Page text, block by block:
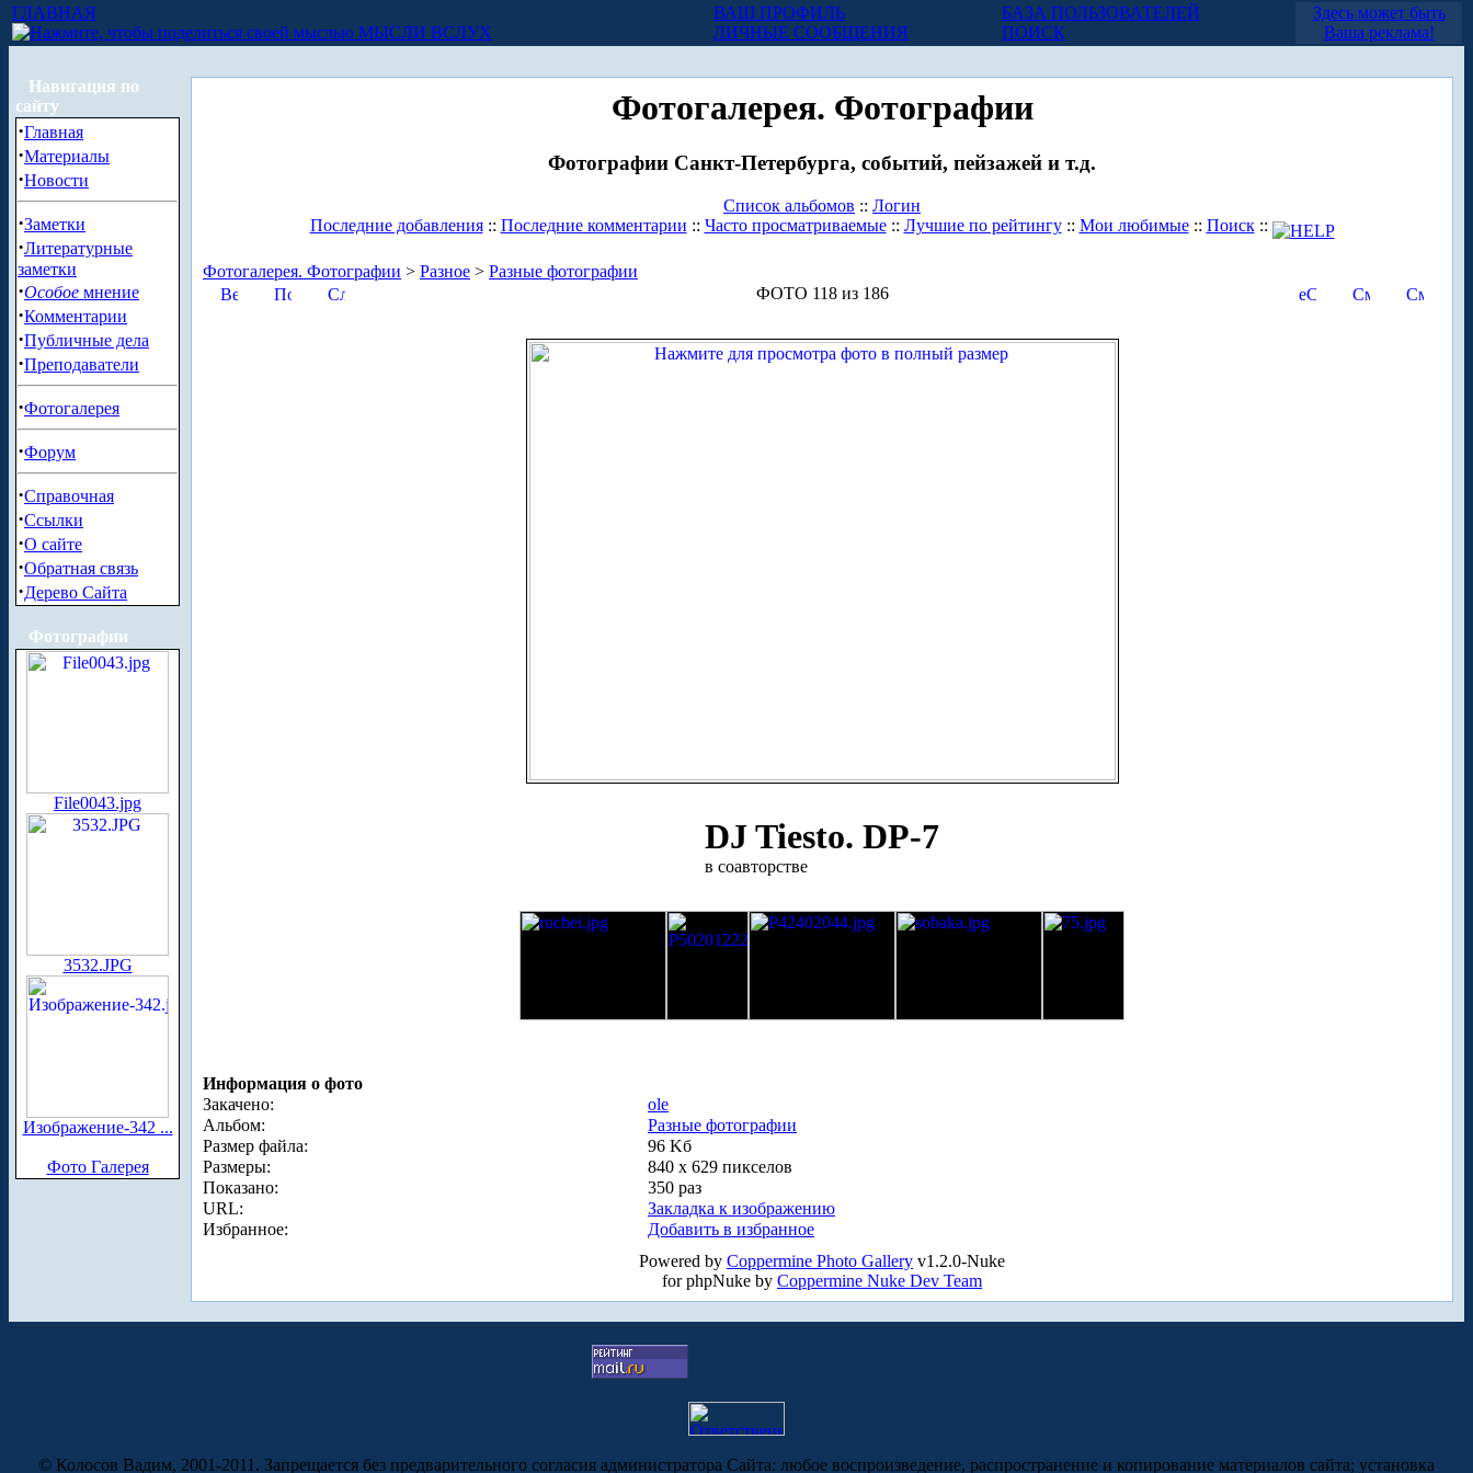
ГЛАВНАЯ
МЫСЛИ ВСЛУХ
ВАШ ПРОФИЛЬ
ЛИЧНЫЕ СООБЩЕНИЯ
БАЗА ПОЛЬЗОВАТЕЛЕЙ
ПОИСК
Здесь может быть
Ваша реклама!
Навигация по
сайту
·Главная
·Материалы
·Новости
·Заметки
·Литературные
заметки
·Особое мнение
·Комментарии
·Публичные дела
·Преподаватели
·Фотогалерея
·Форум
·Справочная
·Ссылки
·О сайте
·Обратная связь
·Дерево Сайта
Фотографии
File0043.jpg
3532.JPG
Изображение-342 ...
Фото Галерея
Фотогалерея. Фотографии
Фотографии Санкт-Петербурга, событий, пейзажей и т.д.
Список альбомов :: Логин
Последние добавления:: Последние комментарии :: Часто просматриваемые:: Лучшие по рейтингу:: Мои любимые:: Поиск::
Фотогалерея. Фотографии > Разное > Разные фотографии
ФОТО 118 из 186
DJ Tiesto. DP-7
в соавторстве
Информация о фото
Закачено:
ole
Альбом:
Разные фотографии
Размер файла:
96 Kб
Размеры:
840 x 629 пикселов
Показано:
350 раз
URL:
Закладка к изображению
Избранное:
Добавить в избранное
Powered by Coppermine Photo Gallery v1.2.0-Nuke
for phpNuke by Coppermine Nuke Dev Team
© Колосов Вадим, 2001-2011. Запрещается без предварительного согласия администратора Сайта: любое воспроизведение, распространение и копирование материалов сайта; установка